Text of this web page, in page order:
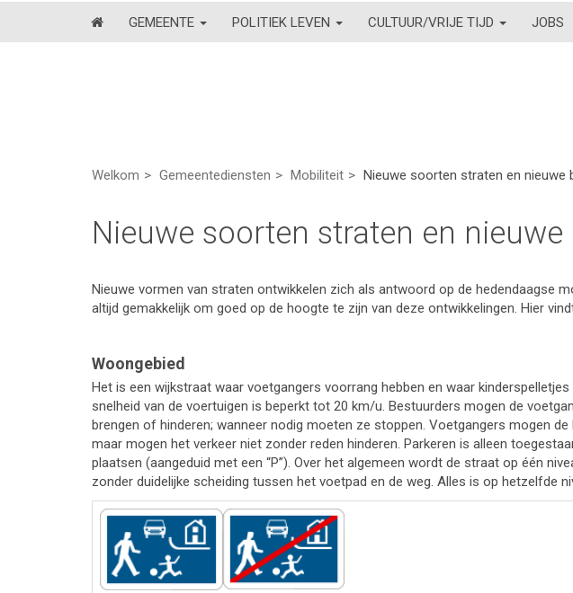
GEMEENTE POLITIEK LEVEN CULTUUR/VRIJE TIJD JOBS
Welkom Gemeentediensten Mobiliteit Nieuwe soorten straten en nieuwe
Nieuwe soorten straten en nieuwe
Nieuwe vormen van straten ontwikkelen zich als antwoord op de hedendaagse
altijd gemakkelijk om goed op de hoogte te zijn van deze ontwikkelingen. Hier
Woongebied
Het is een wijkstraat waar voetgangers voorrang hebben en waar
snelheid van de voertuigen is beperkt tot 20 km/u. Bestuurders mogen de
brengen of hinderen; wanneer nodig moeten ze stoppen. Voetgangers mogen de
maar mogen het verkeer niet zonder reden hinderen. Parkeren is alleen
plaatsen (aangeduid met een “P”). Over het algemeen wordt de straat op één
zonder duidelijke scheiding tussen het voetpad en de weg. Alles is op hetzelfde